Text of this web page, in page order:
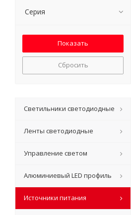
Серия
Сбросить
Светильники светодиодные
Ленты светодиодные
Управление светом
Алюминиевый LED профиль
Источники питания